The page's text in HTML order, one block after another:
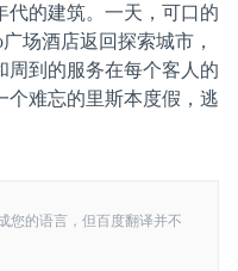
代的建筑。一天，可口的
场酒店返回探索城市，
周到的服务在每个客人的
个难忘的里斯本度假，逃
您的语言，但百度翻译并不